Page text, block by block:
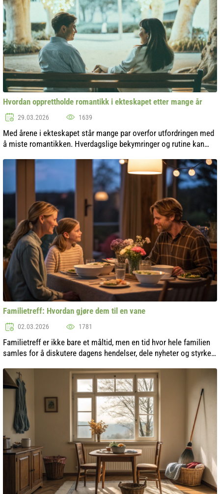
Hvordan opprettholde romantikk i ekteskapet etter mange år
29.03.2026 1639
Med årene i ekteskapet står mange par overfor utfordringen med
å miste romantikken. Hverdagslige bekymringer og rutine kan
sammen. Men til tr...
Familietreff: Hvordan gjøre dem til en vane
02.03.2026 1781
Familietreff er ikke bare et måltid, men en tid hvor hele familien
samles for å diskutere dagens hendelser, dele nyheter og styrke
ha en ...